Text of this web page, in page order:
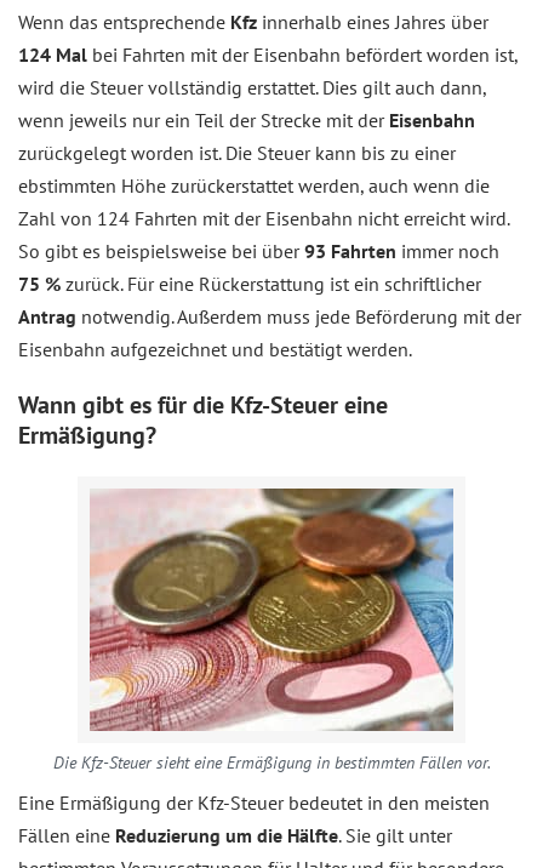
Wenn das entsprechende Kfz innerhalb eines Jahres über
124 Mal bei Fahrten mit der Eisenbahn befördert worden ist,
wird die Steuer vollständig erstattet. Dies gilt auch dann,
wenn jeweils nur ein Teil der Strecke mit der Eisenbahn
zurückgelegt worden ist. Die Steuer kann bis zu einer
ebstimmten Höhe zurückerstattet werden, auch wenn die
Zahl von 124 Fahrten mit der Eisenbahn nicht erreicht wird.
So gibt es beispielsweise bei über93 Fahrten immer noch
75 % zurück. Für eine Rückerstattung ist ein schriftlicher
Antrag notwendig. Außerdem muss jede Beförderung mit der
Eisenbahn aufgezeichnet und bestätigt werden.
Wann gibt es für die Kfz-Steuer eine
Ermäßigung?
Die Kfz-Steuer sieht eine Ermäßigung in bestimmten Fällen vor.
Eine Ermäßigung der Kfz-Steuer bedeutet in den meisten
Fällen eine Reduzierung um die Hälfte. Sie gilt unter